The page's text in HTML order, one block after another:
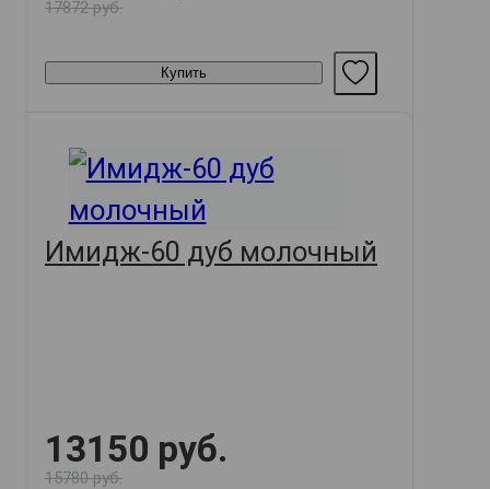
17872 руб.
Купить
Имидж-60 дуб молочный
13150 руб.
15780 руб.